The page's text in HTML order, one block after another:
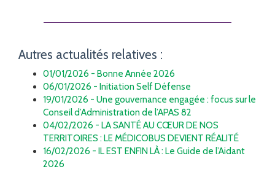
Autres actualités relatives :
01/01/2026 - Bonne Année 2026
06/01/2026 - Initiation Self Défense
19/01/2026 - Une gouvernance engagée : focus sur le
Conseil d’Administration de l’APAS 82
04/02/2026 - LA SANTÉ AU CŒUR DE NOS
TERRITOIRES : LE MÉDICOBUS DEVIENT RÉALITÉ
16/02/2026 - IL EST ENFIN LÀ : Le Guide de l’Aidant
2026